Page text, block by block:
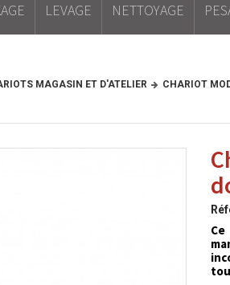
LEVAGE NETTOYAGE
MAGASIN ET D'ATELIER CHARIOT